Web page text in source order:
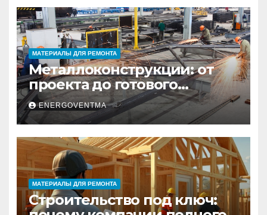
МАТЕРИАЛЫ ДЛЯ РЕМОНТА
Металлоконструкции: от
проекта до готового
изделия – полный
практический гид
ENERGOVENTMA
МАТЕРИАЛЫ ДЛЯ РЕМОНТА
Строительство под ключ: